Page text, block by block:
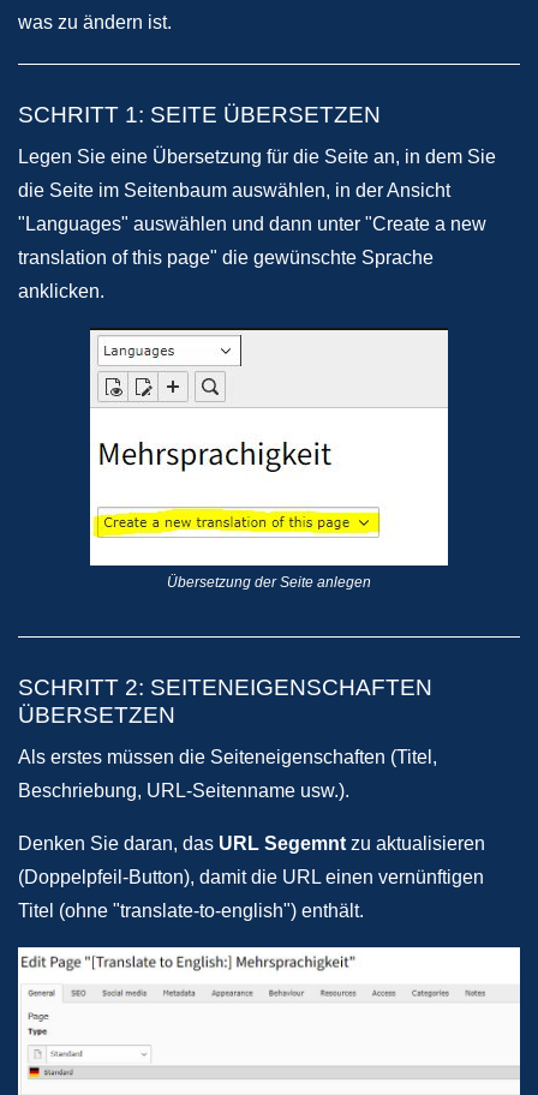
was zu ändern ist.
SCHRITT 1: SEITE ÜBERSETZEN
Legen Sie eine Übersetzung für die Seite an, in dem Sie
die Seite im Seitenbaum auswählen, in der Ansicht
"Languages" auswählen und dann unter "Create a new
translation of this page" die gewünschte Sprache
anklicken.
Übersetzung der Seite anlegen
SCHRITT 2: SEITENEIGENSCHAFTEN
ÜBERSETZEN
Als erstes müssen die Seiteneigenschaften (Titel,
Beschriebung, URL-Seitenname usw.).
Denken Sie daran, das URL Segemnt zu aktualisieren
(Doppelpfeil-Button), damit die URL einen vernünftigen
Titel (ohne "translate-to-english") enthält.